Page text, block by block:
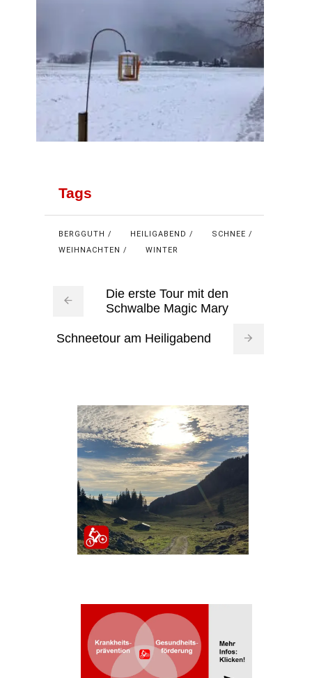
Tags
BERGGUTH HEILIGABEND
SCHNEE
WEIHNACHTEN
WINTER
Die erste Tour mit den
Schwalbe Magic Mary
Schneetour am Heiligabend